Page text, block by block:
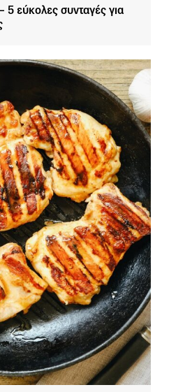
5 εύκολες συνταγές για